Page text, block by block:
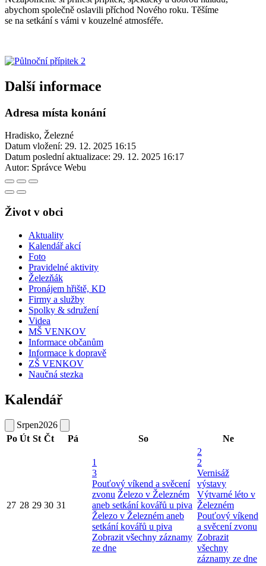
abychom společně oslavili příchod Nového roku. Těšíme
se na setkání s vámi v kouzelné atmosféře.
Další informace
Adresa místa konání
Hradisko, Železné
Datum vložení: 29. 12. 2025 16:15
Datum poslední aktualizace: 29. 12. 2025 16:17
Autor: Správce Webu
Život v obci
Aktuality
Kalendář akcí
Foto
Pravidelné aktivity
Železňák
Pronájem hřiště, KD
Firmy a služby
Spolky & sdružení
Videa
MŠ VENKOV
Informace občanům
Informace k dopravě
ZŠ VENKOV
Naučná stezka
Kalendář
Srpen2026
Po Út St Čt Pá So Ne
27 28 29 30 31
1
3
Pouťový víkend a svěcení
zvonu Železo v Železném
aneb setkání kovářů u piva
Železo v Železném aneb
setkání kovářů u piva
Zobrazit všechny záznamy
ze dne
2
2
Vernisáž
výstavy
Výtvarné léto v
Železném
Pouťový víkend
a svěcení zvonu
Zobrazit
všechny
záznamy ze dne